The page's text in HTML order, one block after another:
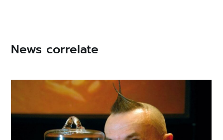
News correlate